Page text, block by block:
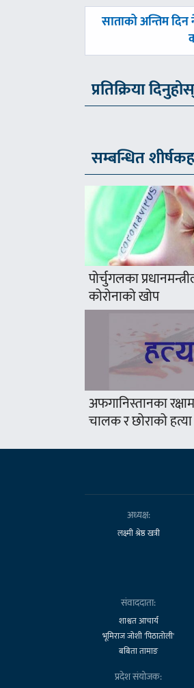
पछिल्लाे
साताको अन्तिम दिन
प्रतिक्रिया
सम्बन्धित
पोर्चुगलका
कोरोनाको खोप
अफगानिस्तानका
चालक र छोराको हत्या
अध्यक्ष:
लक्ष्मी श्रेष्ठ खत्री
संवाददाता:
शाश्वत आचार्य
भूमिराज जोशी 'पिठातोली'
बबिता तामाङ
प्रदेश संयोजक: